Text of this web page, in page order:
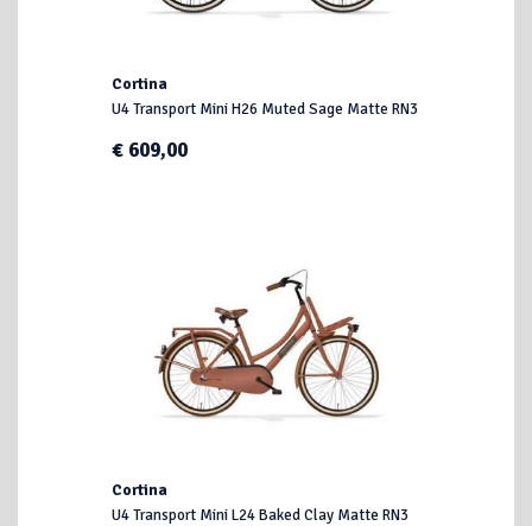
Cortina
U4 Transport Mini H26 Muted Sage Matte RN3
€ 609,00
Cortina
U4 Transport Mini L24 Baked Clay Matte RN3